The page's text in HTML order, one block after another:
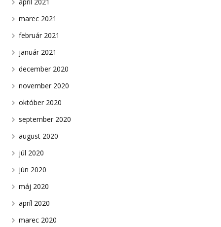
apríl 2021
marec 2021
február 2021
január 2021
december 2020
november 2020
október 2020
september 2020
august 2020
júl 2020
jún 2020
máj 2020
apríl 2020
marec 2020